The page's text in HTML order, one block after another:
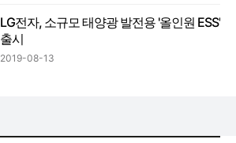
LG전자, 소규모 태양광 발전용 '올인원 ESS'
출시
2019-08-13